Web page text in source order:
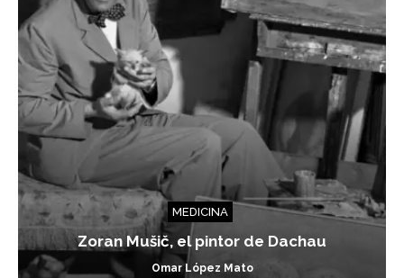
MEDICINA
Zoran Mušič, el pintor de Dachau
Omar López Mato